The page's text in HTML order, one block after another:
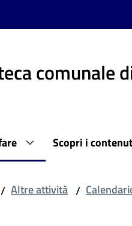
comunale
Scopri i
/ Altre attività /